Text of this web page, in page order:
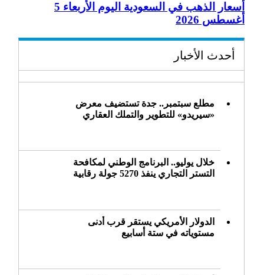
أسعار الذهب في السعودية اليوم الأربعاء 5
أغسطس 2026
أحدث الأخبار
مطلع سبتمبر.. جدة تستضيف معرض
«سيريدو» للتطوير والتملك العقاري
خلال يوليو.. البرنامج الوطني لمكافحة
التستر التجاري ينفذ 5270 جولة رقابية
الدولار الأمريكي يستقر قرب أدنى
مستوياته في ستة أسابيع